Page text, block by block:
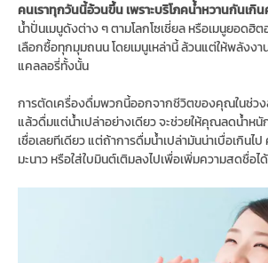
คนเราทุกวันนี้อ้วนขึ้น เพราะบริโภคน้ำหวานกันเกิน
น้ำปั่นเมนูดังต่าง ๆ ตามโลกโซเชี่ยล หรือเมนูยอดฮิต
เลือกซื้อทุกมุมถนน โดยเมนูเหล่านี้ ล้วนแต่ให้พลังง
แคลลอรี่ทั้งนั้น
การตัดเครื่องดื่มพวกนี้ออกจากชีวิตของคุณในช่ว
แล้วดื่มแต่น้ำเปล่าอย่างเดียว จะช่วยให้คุณลดน้ำหนั
เชื่อเลยทีเดียว แต่ถ้าการดื่มน้ำเปล่ามันน่าเบื่อเกิน
มะนาว หรือใส่ใบมินต์เติมลงไปเพื่อเพิ่มความสดชื่อได้